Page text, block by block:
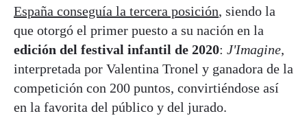
España conseguía la tercera posición, siendo la
que otorgó el primer puesto a su nación en la
edición del festival infantil de 2020: J'Imagine,
interpretada por Valentina Tronel y ganadora de la
competición con 200 puntos, convirtiéndose así
en la favorita del público y del jurado.